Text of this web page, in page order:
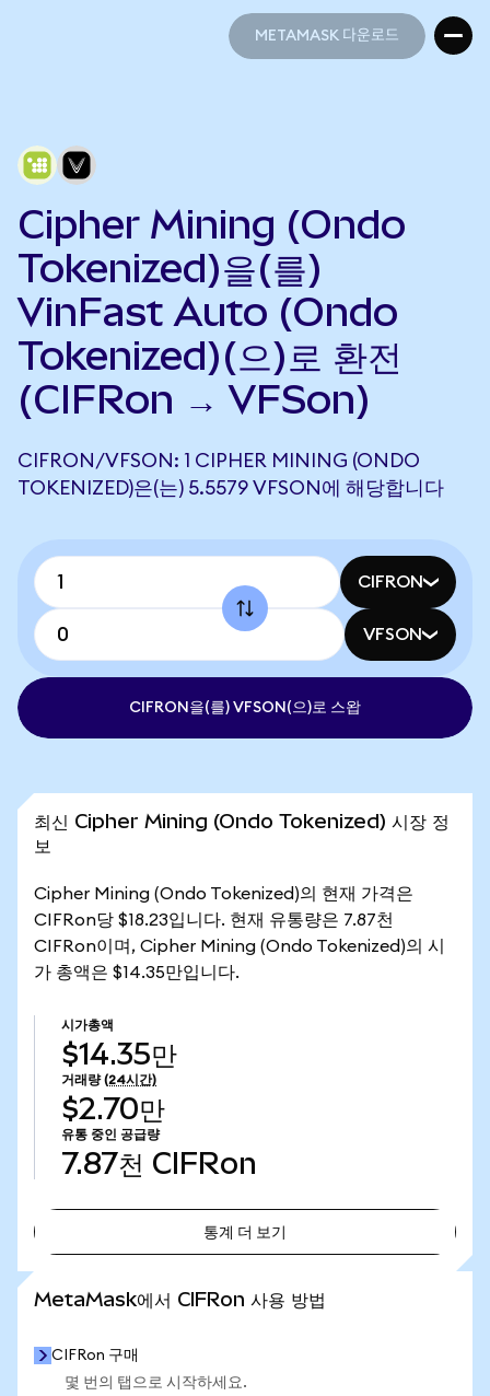
METAMASK 다운로드
Cipher Mining (Ondo
Tokenized)을(를)
VinFast Auto (Ondo
Tokenized)(으)로 환전
(CIFRon → VFSon)
CIFRON/VFSON: 1 CIPHER MINING (ONDO
TOKENIZED)은(는) 5.5579 VFSON에 해당합니다
CIFRON
VFSON
CIFRON을(를) VFSON(으)로 스왑
최신 Cipher Mining (Ondo Tokenized) 시장 정
보
Cipher Mining (Ondo Tokenized)의 현재 가격은
CIFRon당 $18.23입니다. 현재 유통량은 7.87천
CIFRon이며, Cipher Mining (Ondo Tokenized)의 시
가 총액은 $14.35만입니다.
시가총액
$14.35만
거래량 (24시간)
$2.70만
유통 중인 공급량
7.87천 CIFRon
통계 더 보기
MetaMask에서 CIFRon 사용 방법
CIFRon 구매
몇 번의 탭으로 시작하세요.